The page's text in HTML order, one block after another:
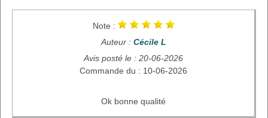
Note :
Auteur : Cécile L
Avis posté le : 20-06-2026
Commande du : 10-06-2026
Ok bonne qualité